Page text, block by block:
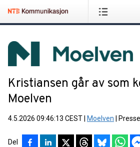
Kristiansen går av som
Moelven
4.5.2026 09:46:13 CEST Moelven
Del